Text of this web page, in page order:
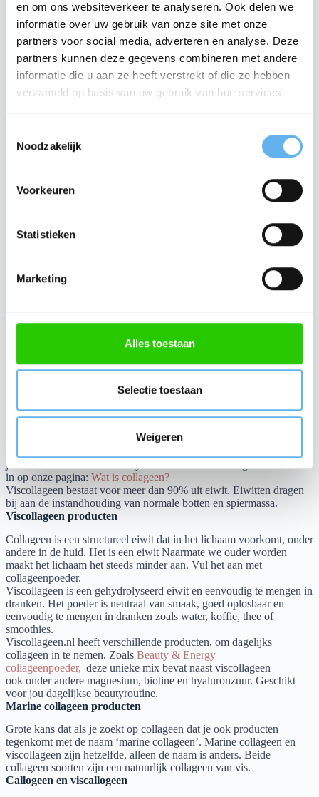
en om ons websiteverkeer te analyseren. Ook delen we
informatie over uw gebruik van onze site met onze
partners voor social media, adverteren en analyse. Deze
partners kunnen deze gegevens combineren met andere
informatie die u aan ze heeft verstrekt of die ze hebben
verzameld op basis van uw gebruik van hun services.
Noodzakelijk
Voorkeuren
Statistieken
Marketing
Alles toestaan
Selectie toestaan
Weigeren
AANBIEDING
12X – Sinaasappelsmaak
Collageen online kopen bij Viscollageen.nl
Collageen supplement
Viscollageen.nl is dé specialist in collageen. Wij staan voor
Viscollageen.nl heb je de keus uit verschillende collageenpoeders,
collageenpoeders van hoge kwaliteit, geschikt voor diverse
jouw doelen en wensen.
in op onze pagina: Wat is collageen?
Viscollageen bestaat voor meer dan 90% uit eiwit. Eiwitten dragen
bij aan de instandhouding van normale botten en spiermassa.
Viscollageen producten
Collageen is een structureel eiwit dat in het lichaam voorkomt, onder
andere in de huid. Het is een eiwit Naarmate we ouder worden
maakt het lichaam het steeds minder aan. Vul het aan met
collageenpoeder.
Viscollageen is een gehydrolyseerd eiwit en eenvoudig te mengen in
dranken. Het poeder is neutraal van smaak, goed oplosbaar en
eenvoudig te mengen in dranken zoals water, koffie, thee of
smoothies.
Viscollageen.nl heeft verschillende producten, om dagelijks
collageen in te nemen. Zoals Beauty & Energy
collageenpoeder, deze unieke mix bevat naast viscollageen
ook onder andere magnesium, biotine en hyaluronzuur. Geschikt
voor jou dagelijkse beautyroutine.
Marine collageen producten
Grote kans dat als je zoekt op collageen dat je ook producten
tegenkomt met de naam ‘marine collageen’. Marine collageen en
viscollageen zijn hetzelfde, alleen de naam is anders. Beide
collageen soorten zijn een natuurlijk collageen van vis.
Callogeen en viscallogeen